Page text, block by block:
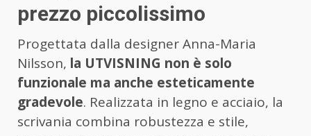
prezzo piccolissimo
Progettata dalla designer Anna-Maria
Nilsson, la UTVISNING non è solo
funzionale ma anche esteticamente
gradevole. Realizzata in legno e acciaio, la
scrivania combina robustezza e stile,